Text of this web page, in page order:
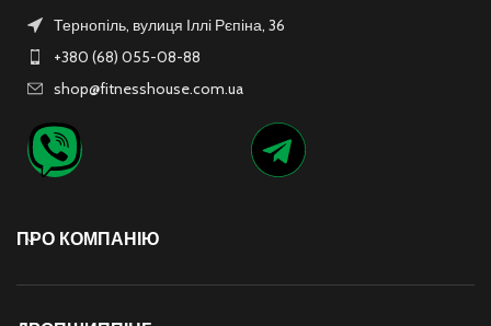
Тернопіль, вулиця Іллі Рєпіна, 36
+380 (68) 055-08-88
shop@fitnesshouse.com.ua
ПРО КОМПАНІЮ